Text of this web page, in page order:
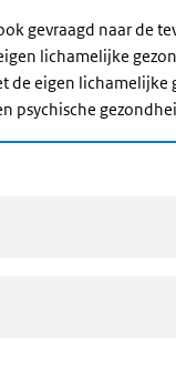
gevraagd naar de
lichamelijke
de eigen
psychische